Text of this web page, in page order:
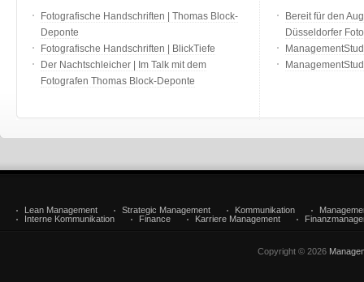
Fotografische Handschriften | Thomas Block-
Deponte
Fotografische Handschriften | BlickTiefe
Der Nachtschleicher | Im Talk mit dem
Fotografen Thomas Block-Deponte
Bereit für den
Düsseldorfer
Lean Management Strategic Management Kommunikation
Interne Kommunikation
Finance Karriere Management
Copyright © 2026